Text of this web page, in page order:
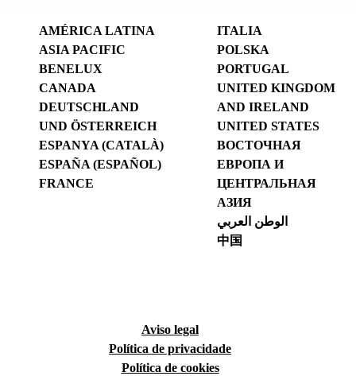
AMÉRICA LATINA
ASIA PACIFIC
BENELUX
CANADA
DEUTSCHLAND
UND ÖSTERREICH
ESPANYA (CATALÀ)
ESPAÑA (ESPAÑOL)
FRANCE
ITALIA
POLSKA
PORTUGAL
UNITED KINGDOM
AND IRELAND
UNITED STATES
ВОСТОЧНАЯ
ЕВРОПА И
ЦЕНТРАЛЬНАЯ
АЗИЯ
الوطن العربي
中国
Aviso legal
Política de privacidade
Política de cookies